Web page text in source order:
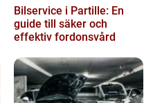
Bilservice i Partille: En
guide till säker och
effektiv fordonsvård